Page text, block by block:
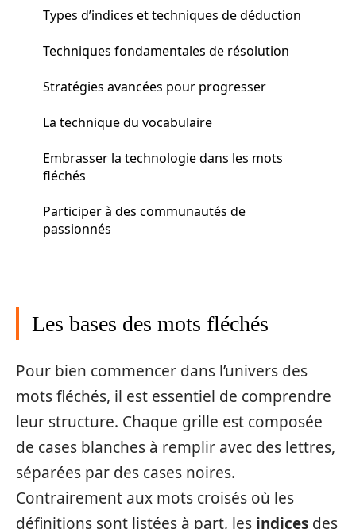
Types d’indices et techniques de déduction
Techniques fondamentales de résolution
Stratégies avancées pour progresser
La technique du vocabulaire
Embrasser la technologie dans les mots
fléchés
Participer à des communautés de
passionnés
Les bases des mots fléchés
Pour bien commencer dans l’univers des
mots fléchés, il est essentiel de comprendre
leur structure. Chaque grille est composée
de cases blanches à remplir avec des lettres,
séparées par des cases noires.
Contrairement aux mots croisés où les
définitions sont listées à part, les indices des